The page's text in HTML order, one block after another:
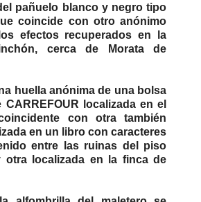
pañuelo blanco y negro tipo
coincide con otro anónimo
efectos recuperados en la
cerca de Morata de
huella anónima de una bolsa
localizada en el
con otra también
en un libro con caracteres
entre las ruinas del piso
otra localizada en la finca de